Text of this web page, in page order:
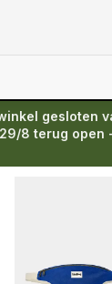
gesloten
8 terug open